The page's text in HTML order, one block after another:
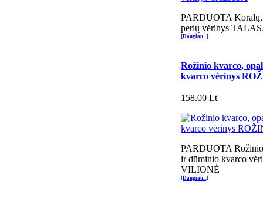
PARDUOTA
perlų vėrinys
[Daugiau...]
Rožinio kvarco,
kvarco vėrinys
158.00 Lt
PARDUOTA
ir dūminio kvarco
VILIONĖ
[Daugiau...]